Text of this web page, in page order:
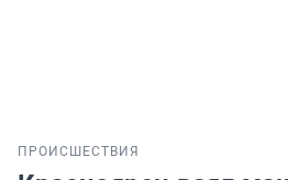
ПРОИСШЕСТВИЯ